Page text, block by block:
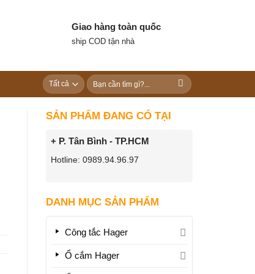
Giao hàng toàn quốc
ship COD tận nhà
Tìm
kiếm:
SẢN PHẨM ĐANG CÓ TẠI
+ P. Tân Bình - TP.HCM
Hotline: 0989.94.96.97
DANH MỤC SẢN PHẨM
Công tắc Hager
Ổ cắm Hager